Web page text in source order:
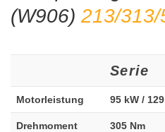
(W906) 213/
Serie
Motorleistung 95 kW /
Drehmoment 305 Nm